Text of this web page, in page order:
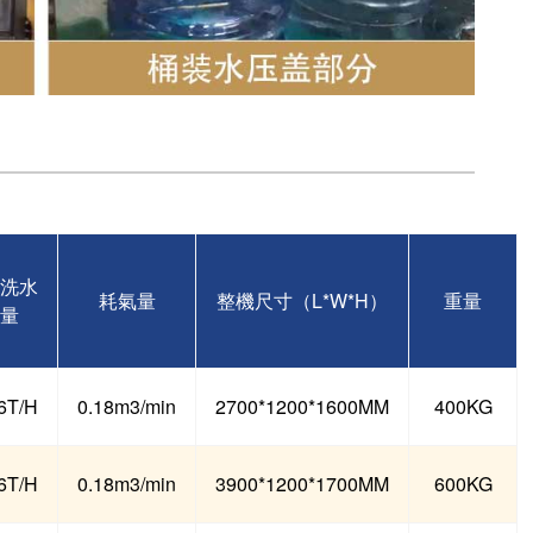
水
量
耗氣量 整機尺寸（L*W*H） 重量
H 0.18m3/min 2700*1200*1600MM 400KG
H 0.18m3/min 3900*1200*1700MM 600KG